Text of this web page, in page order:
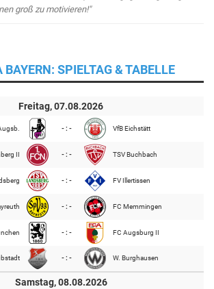
groß zu motivieren!"
BAYERN: SPIELTAG & TABELLE
Freitag, 07.08.2026
- : - VfB Eichstätt
II - : - TSV Buchbach
- : - FV Illertissen
- : - FC Memmingen
- : - FC Augsburg II
- : - W. Burghausen
Samstag, 08.08.2026